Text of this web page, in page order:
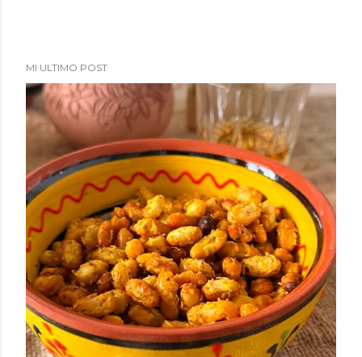
MI ULTIMO POST